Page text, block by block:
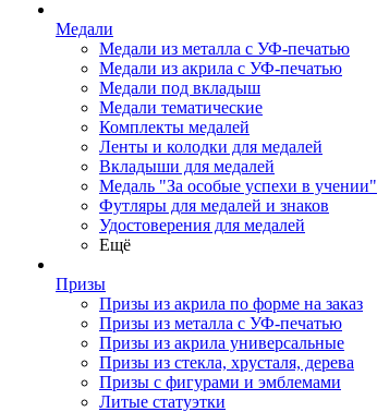
Медали
Медали из металла с УФ-печатью
Медали из акрила с УФ-печатью
Медали под вкладыш
Медали тематические
Комплекты медалей
Ленты и колодки для медалей
Вкладыши для медалей
Медаль "За особые успехи в учении"
Футляры для медалей и знаков
Удостоверения для медалей
Ещё
Призы
Призы из акрила по форме на заказ
Призы из металла с УФ-печатью
Призы из акрила универсальные
Призы из стекла, хрусталя, дерева
Призы с фигурами и эмблемами
Литые статуэтки